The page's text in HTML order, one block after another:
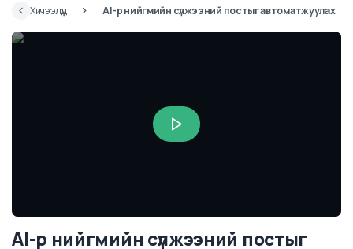
AI-р нийгмийн сүлжээний постыг автоматжуулах